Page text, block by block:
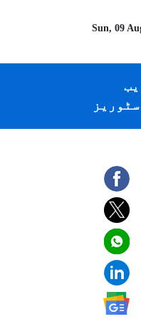
Sun, 09